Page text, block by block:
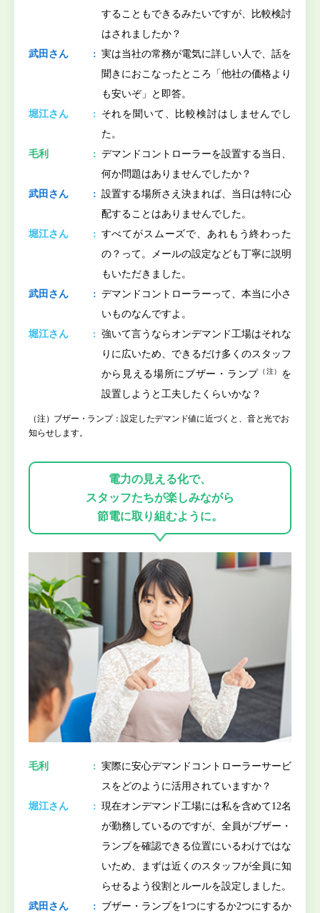
することもできるみたいですが、比較検討
はされましたか？
武田さん
実は当社の常務が電気に詳しい人で、話を
聞きにおこなったところ「他社の価格より
も安いぞ」と即答。
堀江さん
それを聞いて、比較検討はしませんでし
た。
毛利
デマンドコントローラーを設置する当日、
何か問題はありませんでしたか？
武田さん
設置する場所さえ決まれば、当日は特に心
配することはありませんでした。
堀江さん
すべてがスムーズで、あれもう終わった
の？って。メールの設定なども丁寧に説明
もいただきました。
武田さん
デマンドコントローラーって、本当に小さ
いものなんですよ。
堀江さん
強いて言うならオンデマンド工場はそれな
りに広いため、できるだけ多くのスタッフ
から見える場所にブザー・ランプ（注） を
設置しようと工夫したくらいかな？
（注）ブザー・ランプ：設定したデマンド値に近づくと、音と光でお
知らせします。
電力の見える化で、
スタッフたちが楽しみながら
節電に取り組むように。
毛利
実際に安心デマンドコントローラーサービ
スをどのように活用されていますか？
堀江さん
現在オンデマンド工場には私を含めて12名
が勤務しているのですが、全員がブザー・
ランプを確認できる位置にいるわけではな
いため、まずは近くのスタッフが全員に知
らせるよう役割とルールを設定しました。
武田さん
ブザー・ランプを1つにするか2つにするか